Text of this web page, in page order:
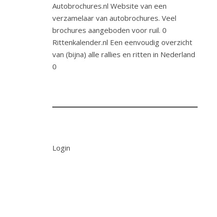
Autobrochures.nl Website van een
verzamelaar van autobrochures. Veel
brochures aangeboden voor ruil. 0
Rittenkalender.nl Een eenvoudig overzicht
van (bijna) alle rallies en ritten in Nederland
0
Login